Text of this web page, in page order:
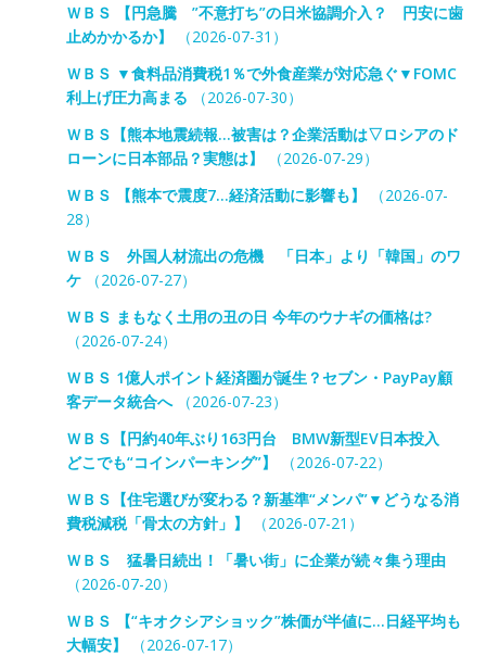
ＷＢＳ 【円急騰 ”不意打ち”の日米協調介入？ 円安に歯
止めかかるか】
（2026-07-31）
ＷＢＳ ▼食料品消費税1％で外食産業が対応急ぐ▼FOMC
利上げ圧力高まる （2026-07-30）
ＷＢＳ【熊本地震続報…被害は？企業活動は▽ロシアのド
ローンに日本部品？実態は】
（2026-07-29）
ＷＢＳ 【熊本で震度7…経済活動に影響も】
（2026-07-
28）
ＷＢＳ 外国人材流出の危機 「日本」より「韓国」のワ
ケ（2026-07-27）
ＷＢＳ まもなく土用の丑の日 今年のウナギの価格は?
（2026-07-24）
ＷＢＳ 1億人ポイント経済圏が誕生？セブン・PayPay顧
客データ統合へ（2026-07-23）
ＷＢＳ【円約40年ぶり163円台 BMW新型EV日本投入
どこでも“コインパーキング”】
（2026-07-22）
ＷＢＳ【住宅選びが変わる？新基準“メンパ”▼どうなる消
費税減税「骨太の方針」】
（2026-07-21）
ＷＢＳ 猛暑日続出！「暑い街」に企業が続々集う理由
（2026-07-20）
ＷＢＳ 【“キオクシアショック”株価が半値に…日経平均も
大幅安】
（2026-07-17）